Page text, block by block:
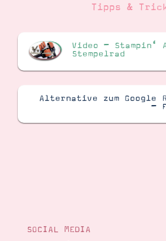
Tipps &
Video – Stampin‘
Stempelrad
Alternative zum Google
–
SOCIAL MEDIA